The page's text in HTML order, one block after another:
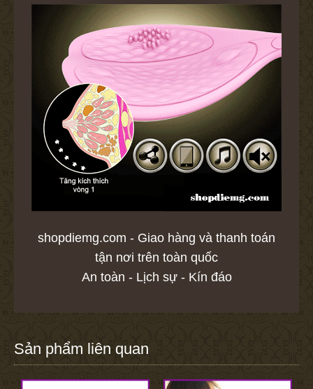
shopdiemg.com - Giao hàng và thanh toán
tận nơi trên toàn quốc
An toàn - Lịch sự - Kín đáo
Sản phẩm liên quan